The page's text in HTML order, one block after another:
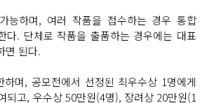
능하며, 여러 작품을 접수하는 경우 통합
다. 단체로 작품을 출품하는 경우에는 대표
면 된다.
며, 공모전에서 선정된 최우수상 1명에게
되고, 우수상 50만원(4명), 장려상 20만원(1